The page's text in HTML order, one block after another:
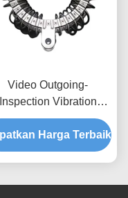
Video Outgoing-
Inspection Vibration
Systems dengan
Laporan Uji Mesin
Harga Terbaik